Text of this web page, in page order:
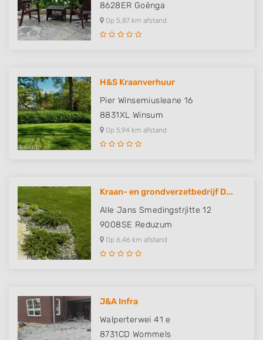
8628ER Goënga
Op 5,87 km afstand
H&S Kraanverhuur
Pier Winsemiusleane 16
8831XL Winsum
Op 5,94 km afstand
Kraan- en grondverzetbedrijf D...
Alle Jans Smedingstrjitte 12
9008SE Reduzum
Op 6,46 km afstand
J&A Infra
Walperterwei 41 e
8731CD Wommels